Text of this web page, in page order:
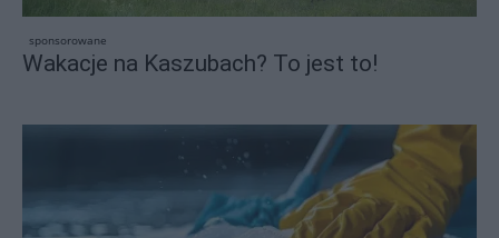
sponsorowane
Wakacje na Kaszubach? To jest to!